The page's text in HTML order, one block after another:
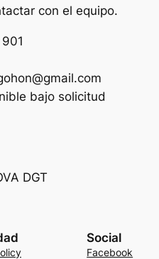
con el equipo.
bajo solicitud
DGT
Social
Facebook